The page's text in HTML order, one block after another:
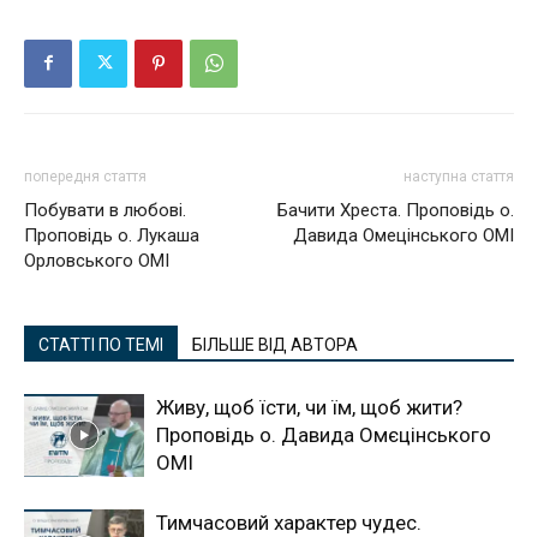
попередня стаття
Побувати в любові.
Проповідь о. Лукаша
Орловського ОМІ
наступна стаття
Бачити Хреста. Проповідь о.
Давида Омецінського ОМІ
СТАТТІ ПО ТЕМІ БІЛЬШЕ ВІД АВТОРА
Живу, щоб їсти, чи їм, щоб жити?
Проповідь о. Давида Омєцінського
ОМІ
Тимчасовий характер чудес.